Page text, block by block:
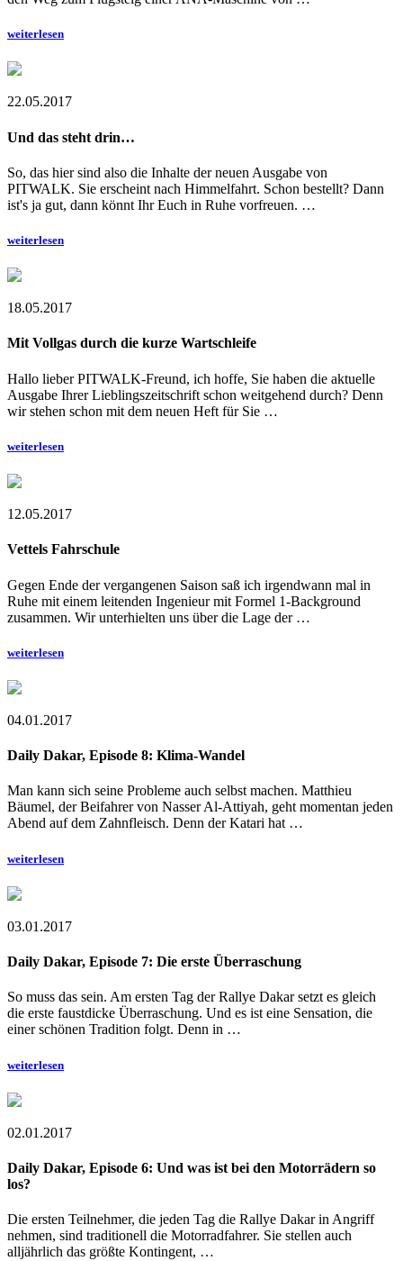
weiterlesen
22.05.2017
Und das steht drin…
So, das hier sind also die Inhalte der neuen Ausgabe von
PITWALK. Sie erscheint nach Himmelfahrt. Schon bestellt? Dann
ist's ja gut, dann könnt Ihr Euch in Ruhe vorfreuen. …
weiterlesen
18.05.2017
Mit Vollgas durch die kurze Wartschleife
Hallo lieber PITWALK-Freund, ich hoffe, Sie haben die aktuelle
Ausgabe Ihrer Lieblingszeitschrift schon weitgehend durch? Denn
wir stehen schon mit dem neuen Heft für Sie …
weiterlesen
12.05.2017
Vettels Fahrschule
Gegen Ende der vergangenen Saison saß ich irgendwann mal in
Ruhe mit einem leitenden Ingenieur mit Formel 1-Background
zusammen. Wir unterhielten uns über die Lage der …
weiterlesen
04.01.2017
Daily Dakar, Episode 8: Klima-Wandel
Man kann sich seine Probleme auch selbst machen. Matthieu
Bäumel, der Beifahrer von Nasser Al-Attiyah, geht momentan jeden
Abend auf dem Zahnfleisch. Denn der Katari hat …
weiterlesen
03.01.2017
Daily Dakar, Episode 7: Die erste Überraschung
So muss das sein. Am ersten Tag der Rallye Dakar setzt es gleich
die erste faustdicke Überraschung. Und es ist eine Sensation, die
einer schönen Tradition folgt. Denn in …
weiterlesen
02.01.2017
Daily Dakar, Episode 6: Und was ist bei den Motorrädern so
los?
Die ersten Teilnehmer, die jeden Tag die Rallye Dakar in Angriff
nehmen, sind traditionell die Motorradfahrer. Sie stellen auch
alljährlich das größte Kontingent, …